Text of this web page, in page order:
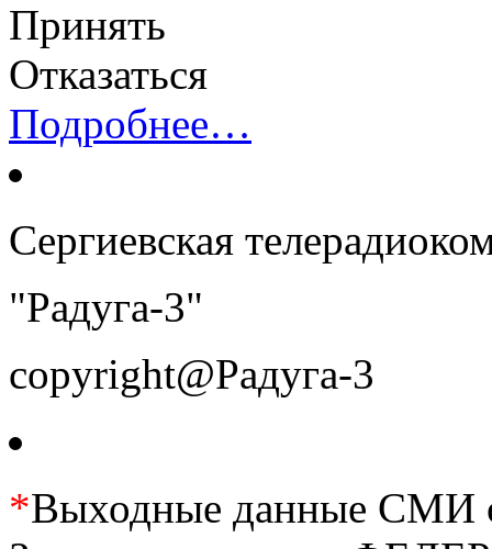
Принять
Отказаться
Подробнее…
Сергиевская
"Радуга-3"
copyright@Радуга-3
*Выходные данные СМИ